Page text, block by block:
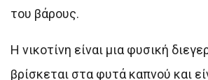
του βάρους.
Η νικοτίνη είναι μια φυσική
βρίσκεται στα φυτά καπνού και